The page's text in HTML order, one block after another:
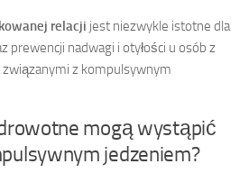
relacji jest niezwykle istotne dla
prewencji nadwagi i otyłości u osób z
z kompulsywnym
mogą wystąpić
jedzeniem?